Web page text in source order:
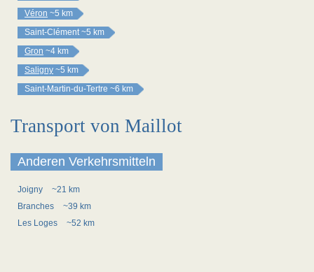
Véron ~5 km
Saint-Clément ~5 km
Gron ~4 km
Saligny ~5 km
Saint-Martin-du-Tertre ~6 km
Transport von Maillot
Anderen Verkehrsmitteln
Joigny
~21 km
Branches
~39 km
Les Loges
~52 km